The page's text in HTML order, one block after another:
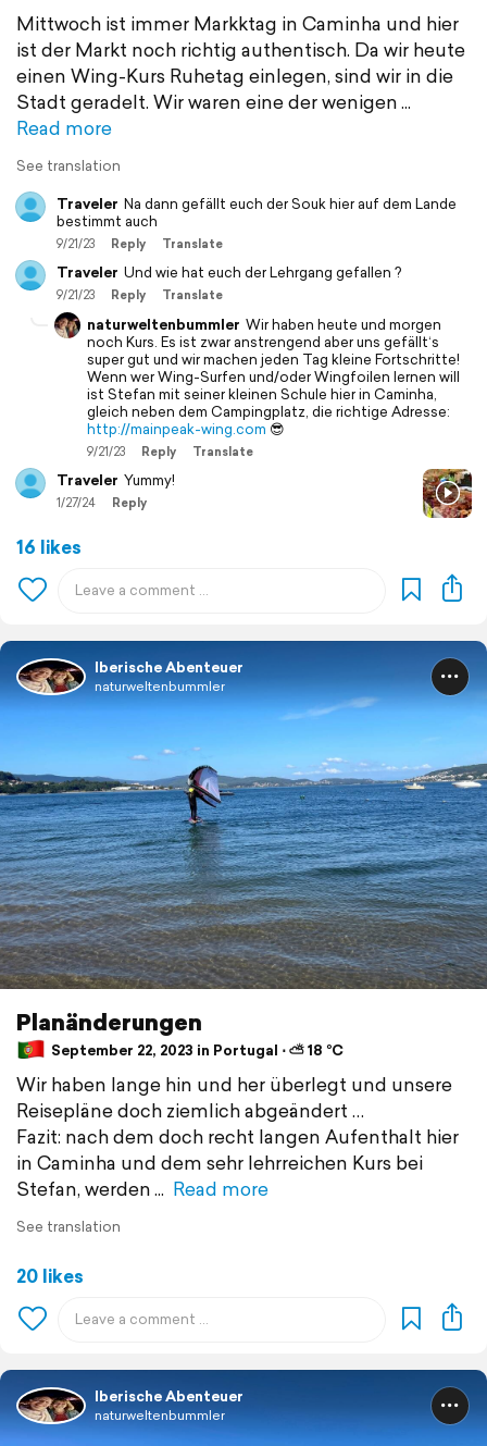
Mittwoch ist immer Markktag in Caminha und hier
ist der Markt noch richtig authentisch. Da wir heute
einen Wing-Kurs Ruhetag einlegen, sind wir in die
Stadt geradelt. Wir waren eine der wenigen
Read more
See translation
Traveler Na dann gefällt euch der Souk hier auf dem Lande
bestimmt auch
9/21/23 Reply Translate
Traveler Und wie hat euch der Lehrgang gefallen ?
9/21/23 Reply Translate
naturweltenbummler Wir haben heute und morgen
noch Kurs. Es ist zwar anstrengend aber uns gefällt‘s
super gut und wir machen jeden Tag kleine Fortschritte!
Wenn wer Wing-Surfen und/oder Wingfoilen lernen will
ist Stefan mit seiner kleinen Schule hier in Caminha,
gleich neben dem Campingplatz, die richtige Adresse:
http://mainpeak-wing.com 😎
9/21/23 Reply Translate
Traveler Yummy!
1/27/24 Reply
16 likes
Iberische Abenteuer
naturweltenbummler
Planänderungen
September 22, 2023 in Portugal ⋅ ⛅ 18 °C
Wir haben lange hin und her überlegt und unsere
Reisepläne doch ziemlich abgeändert …
Fazit: nach dem doch recht langen Aufenthalt hier
in Caminha und dem sehr lehrreichen Kurs bei
Stefan, werden
Read more
See translation
20 likes
Iberische Abenteuer
naturweltenbummler